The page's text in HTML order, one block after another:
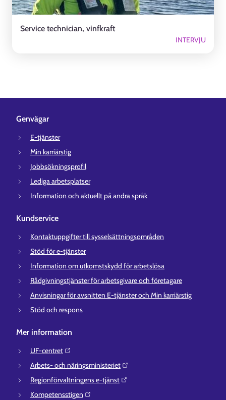
Service technician, vinfkraft
INTERVJU
Genvägar
E-tjänster
Min karriärstig
Jobbsökningsprofil
Lediga arbetsplatser
Information och aktuellt på andra språk
Kundservice
Kontaktuppgifter till sysselsättningsområden
Stöd för e-tjänster
Information om utkomstskydd för arbetslösa
Rådgivningstjänster för arbetsgivare och företagare
Anvisningar för avsnitten E-tjänster och Min karriärstig
Stöd och respons
Mer information
UF-centret⁠
Arbets- och näringsministeriet⁠
Regionförvaltningens e-tjänst⁠
Kompetensstigen⁠